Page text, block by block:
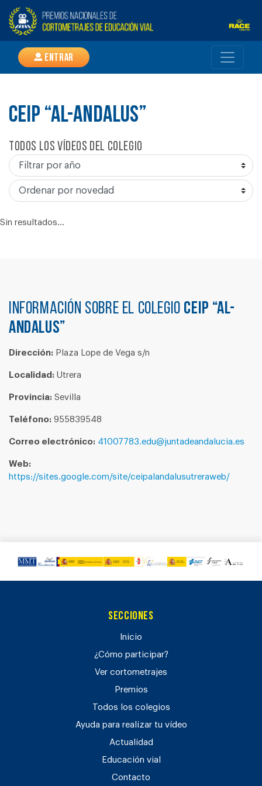
Entrar
CEIP “AL-ANDALUS”
Todos los vídeos del colegio
Sin resultados...
Información sobre el colegio CEIP “AL-
ANDALUS”
Dirección: Plaza Lope de Vega s/n
Localidad: Utrera
Provincia: Sevilla
Teléfono: 955839548
Correo electrónico: 41007783.edu@juntadeandalucia.es
Web:
https://sites.google.com/site/ceipalandalusutreraweb/
Secciones
Inicio
¿Cómo participar?
Ver cortometrajes
Premios
Todos los colegios
Ayuda para realizar tu vídeo
Actualidad
Educación vial
Contacto